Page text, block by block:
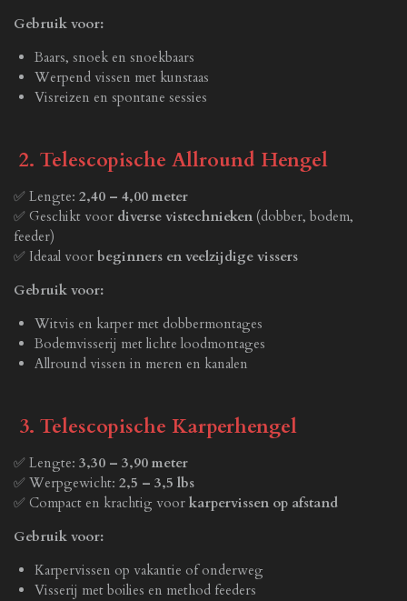
Gebruik voor:
Baars, snoek en snoekbaars
Werpend vissen met kunstaas
Visreizen en spontane sessies
2. Telescopische Allround Hengel
✅ Lengte: 2,40 – 4,00 meter
✅ Geschikt voor diverse vistechnieken (dobber, bodem,
feeder)
✅ Ideaal voor beginners en veelzijdige vissers
Gebruik voor:
Witvis en karper met dobbermontages
Bodemvisserij met lichte loodmontages
Allround vissen in meren en kanalen
3. Telescopische Karperhengel
✅ Lengte: 3,30 – 3,90 meter
✅ Werpgewicht: 2,5 – 3,5 lbs
✅ Compact en krachtig voor karpervissen op afstand
Gebruik voor:
Karpervissen op vakantie of onderweg
Visserij met boilies en method feeders